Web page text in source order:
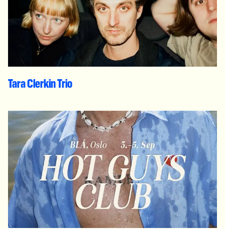
Tara Clerkin Trio